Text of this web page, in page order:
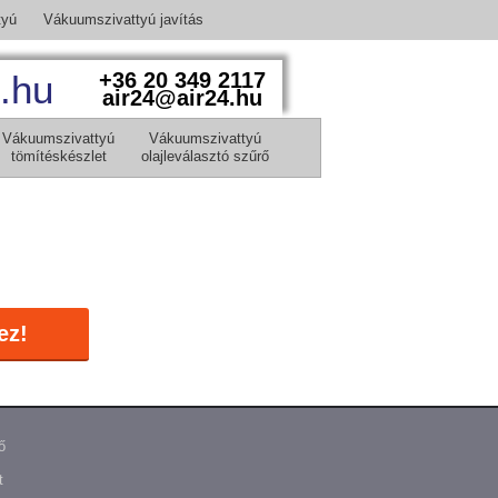
Vákuumszivattyú javítás
+36 20 349 2117
air24@air24.hu
Vákuumszivattyú
tömítéskészlet
Vákuumszivattyú
olajleválasztó szűrő